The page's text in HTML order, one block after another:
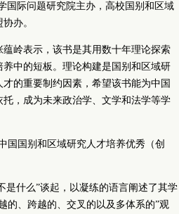
国际问题研究院主办，高校国别和区域
办。
蕴岭表示，该书是其用数十年理论探索
中的短板。理论构建是国别和区域研
的重要制约因素，希望该书能为中国
，成为未来政治学、文学和法学等学
国国别和区域研究人才培养优秀（创
是什么”谈起，以凝练的语言阐述了其学
的、跨越的、交叉的以及多体系的”观